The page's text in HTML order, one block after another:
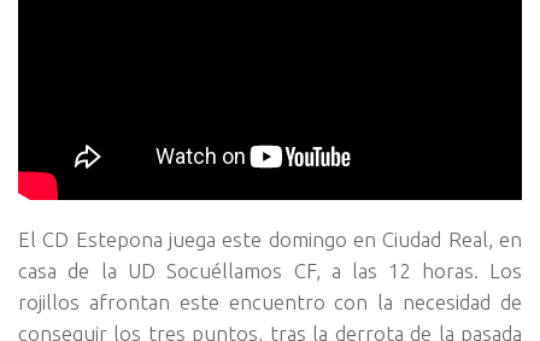
El CD Estepona juega este domingo en Ciudad Real, en
casa de la UD Socuéllamos CF, a las 12 horas. Los
rojillos afrontan este encuentro con la necesidad de
conseguir los tres puntos, tras la derrota de la pasada